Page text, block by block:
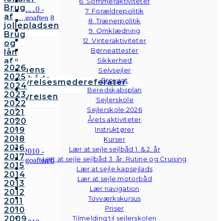
7. Forældrepolitik
8. Trænerpolitik
9. Omklædning
12. Vinteraktiviteter
Børneattester
Sikkerhed
Selvsejler
Brovagt
Beredskabsplan
Sejlerskole
Sejlerskole 2026
Årets aktiviteter
Instruktører
Kurser
Lær at sejle sejlbåd 1. & 2. år
Lær at sejle sejlbåd 3. år: Rutine og Cruising
Lær at sejle kapsejlads
Lær at sejle motorbåd
Lær navigation
Tovværkskursus
Priser
Tilmelding til sejlerskolen
Brug
af
jollepladsen
Brug
og
lån
af
klubbens
følgebåde
Vedtægter
Bestyrelsen
Bestyrelsesmødereferater
2026
2025
2024
2023
2022
2021
2020
2019
2018
2016
2017
2015
2014
2013
2012
2011
2010
2009